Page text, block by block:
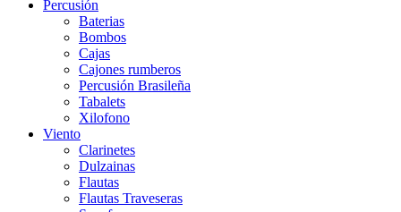
Percusión
Baterias
Bombos
Cajas
Cajones rumberos
Percusión Brasileña
Tabalets
Xilofono
Viento
Clarinetes
Dulzainas
Flautas
Flautas Traveseras